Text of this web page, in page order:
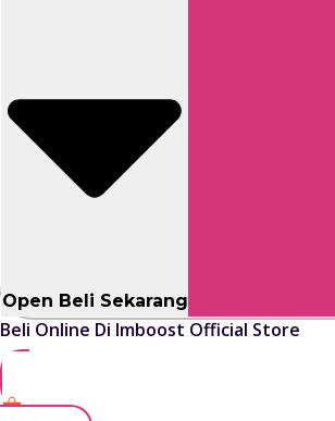
Open Beli Sekarang
Beli Online Di Imboost Official Store